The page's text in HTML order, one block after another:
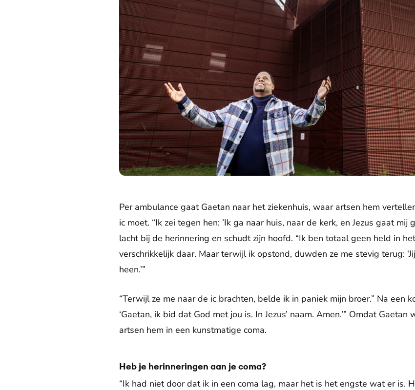
Per ambulance gaat Gaetan naar het ziekenhuis, waar artsen hem
ic moet. “Ik zei tegen hen: ’Ik ga naar huis, naar de kerk, en Jezus gaat mij
lacht bij de herinnering en schudt zijn hoofd. “Ik ben totaal geen held in
verschrikkelijk daar. Maar terwijl ik opstond, duwden ze me stevig terug:
heen.’”
“Terwijl ze me naar de ic brachten, belde ik in paniek mijn broer.” Na een
‘Gaetan, ik bid dat God met jou is. In Jezus’ naam. Amen.’” Omdat
artsen hem in een kunstmatige coma.
Heb je herinneringen aan je coma?
“Ik had niet door dat ik in een coma lag, maar het is het engste wat er is.